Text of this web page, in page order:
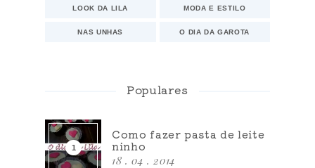
LOOK DA LILA MODA E ESTILO
NAS UNHAS O DIA DA GAROTA
Populares
Como fazer pasta de leite
ninho
18 . 04 . 2014